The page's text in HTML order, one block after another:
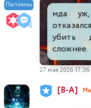
Постоялец
мда
убить
сложнее.
27 мая 2026 17:36
[В-А]